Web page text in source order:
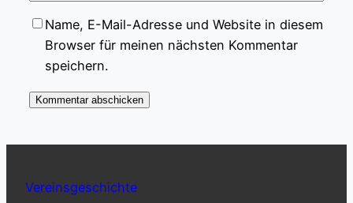
Name, E-Mail-Adresse und Website in diesem
Browser für meinen nächsten Kommentar
speichern.
Vereinsgeschichte